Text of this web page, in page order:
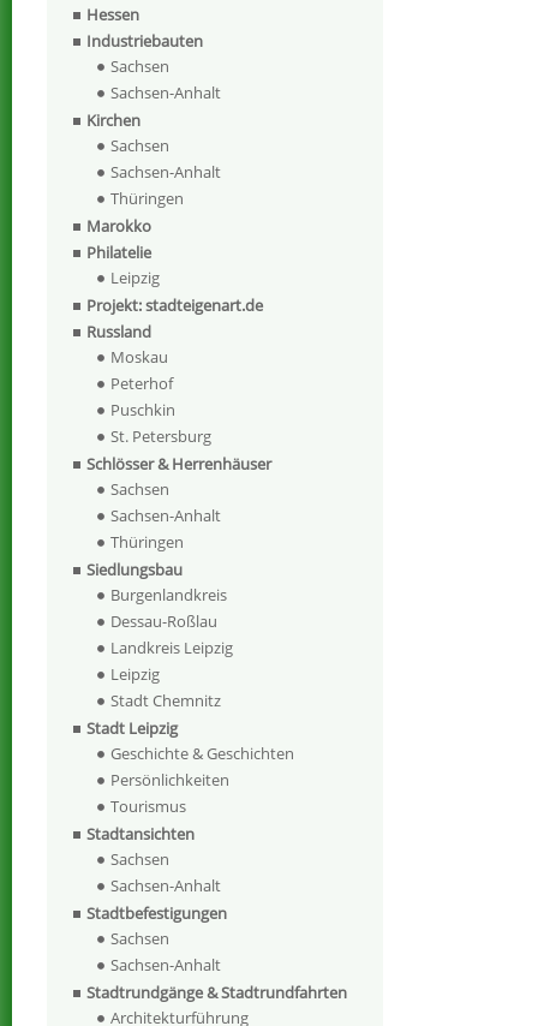
Hessen
Industriebauten
Sachsen
Sachsen-Anhalt
Kirchen
Sachsen
Sachsen-Anhalt
Thüringen
Marokko
Philatelie
Leipzig
Projekt: stadteigenart.de
Russland
Moskau
Peterhof
Puschkin
St. Petersburg
Schlösser & Herrenhäuser
Sachsen
Sachsen-Anhalt
Thüringen
Siedlungsbau
Burgenlandkreis
Dessau-Roßlau
Landkreis Leipzig
Leipzig
Stadt Chemnitz
Stadt Leipzig
Geschichte & Geschichten
Persönlichkeiten
Tourismus
Stadtansichten
Sachsen
Sachsen-Anhalt
Stadtbefestigungen
Sachsen
Sachsen-Anhalt
Stadtrundgänge & Stadtrundfahrten
Architekturführung